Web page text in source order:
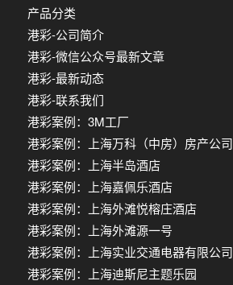
产品分类
港彩-公司简介
港彩-微信公众号最新文章
港彩-最新动态
港彩-联系我们
港彩案例：3M工厂
港彩案例：上海万科（中房）房产公司
港彩案例：上海半岛酒店
港彩案例：上海嘉佩乐酒店
港彩案例：上海外滩悦榕庄酒店
港彩案例：上海外滩源一号
港彩案例：上海实业交通电器有限公司
港彩案例：上海迪斯尼主题乐园